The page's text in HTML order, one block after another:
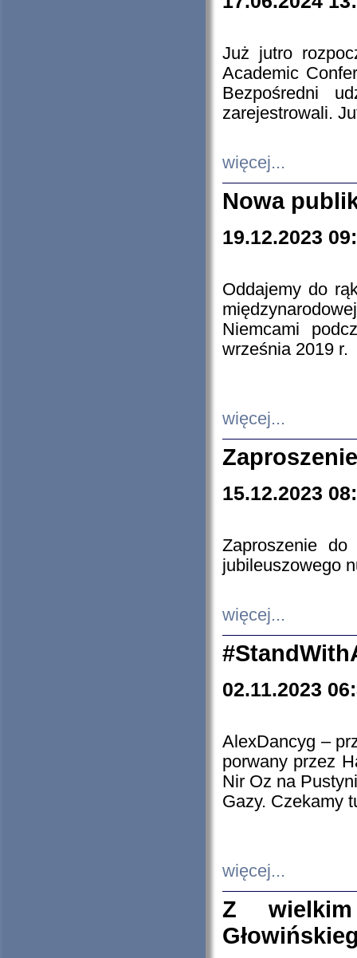
Już jutro
Academic
Bezpośredni
zarejestrowali.
więcej...
Nowa
19.12.2023
Oddajemy do
Niemcami
września 2019 r.
więcej...
15.12.2023
Zaproszenie do
jubileuszowego
więcej...
02.11.2023
AlexDancyg –
porwany przez
Nir Oz na
Gazy. Czekamy
więcej...
Z